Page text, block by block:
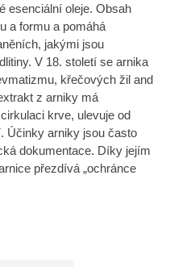
esenciální oleje. Obsah
a formu a pomáhá
jakými jsou
V 18. století se arnika
křečových žil and
z arniky má
krve, ulevuje od
Účinky arniky jsou často
dokumentace. Díky jejím
přezdívá „ochránce